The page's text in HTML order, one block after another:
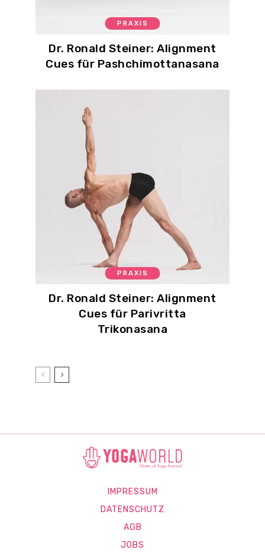
PRAXIS
Dr. Ronald Steiner: Alignment
Cues für Pashchimottanasana
PRAXIS
Dr. Ronald Steiner: Alignment
Cues für Parivritta
Trikonasana
IMPRESSUM
DATENSCHUTZ
AGB
JOBS